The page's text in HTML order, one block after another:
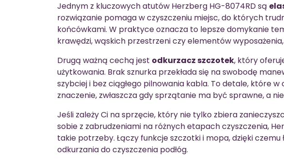
Jednym z kluczowych atutów Herzberg HG-8074RD są
rozwiązanie pomaga w czyszczeniu miejsc, do których
końcówkami. W praktyce oznacza to lepsze domykanie
krawędzi, wąskich przestrzeni czy elementów wyposażenia,
Drugą ważną cechą jest odkurzacz szczotek, który
użytkowania. Brak sznurka przekłada się na swobodę
szybciej i bez ciągłego pilnowania kabla. To detale, które
znaczenie, zwłaszcza gdy sprzątanie ma być sprawne, a
Jeśli zależy Ci na sprzęcie, który nie tylko zbiera
sobie z zabrudzeniami na różnych etapach czyszczenia,
takie potrzeby. Łączy funkcje szczotki i mopa, dzięki czemu
odkurzania do czyszczenia podłóg.